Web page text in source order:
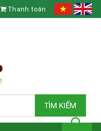
Thanh toán
TÌM KIẾM